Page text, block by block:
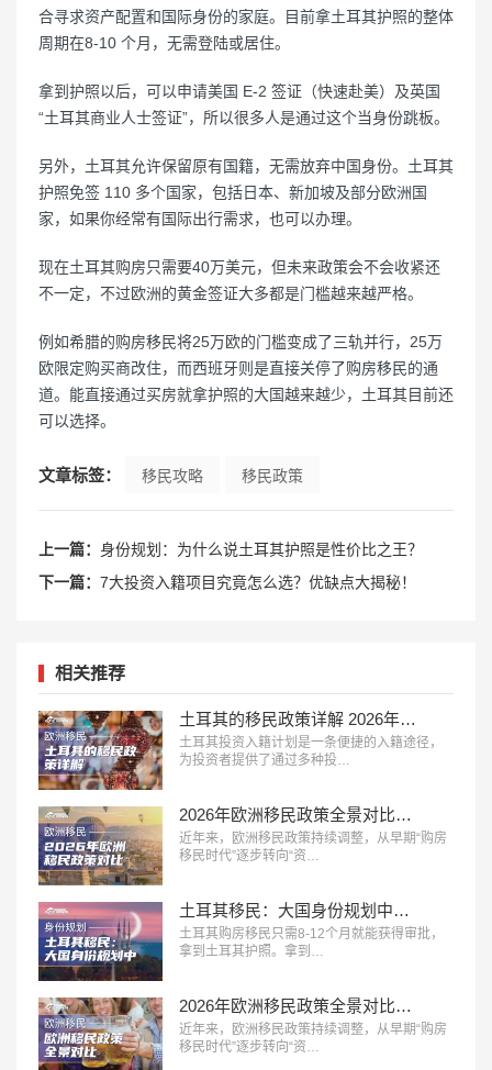
合寻求资产配置和国际身份的家庭。目前拿土耳其护照的整体
周期在8-10 个月，无需登陆或居住。
拿到护照以后，可以申请美国 E-2 签证（快速赴美）及英国
“土耳其商业人士签证”，所以很多人是通过这个当身份跳板。
另外，土耳其允许保留原有国籍，无需放弃中国身份。土耳其
护照免签 110 多个国家，包括日本、新加坡及部分欧洲国
家，如果你经常有国际出行需求，也可以办理。
现在土耳其购房只需要40万美元，但未来政策会不会收紧还
不一定，不过欧洲的黄金签证大多都是门槛越来越严格。
例如希腊的购房移民将25万欧的门槛变成了三轨并行，25万
欧限定购买商改住，而西班牙则是直接关停了购房移民的通
道。能直接通过买房就拿护照的大国越来越少，土耳其目前还
可以选择。
文章标签： 移民攻略 移民政策
上一篇： 身份规划：为什么说土耳其护照是性价比之王？
下一篇： 7大投资入籍项目究竟怎么选？优缺点大揭秘！
相关推荐
土耳其的移民政策详解 2026年投资入籍终极指南
土耳其投资入籍计划是一条便捷的入籍途径，
为投资者提供了通过多种投…
2026年欧洲移民政策全景对比：主流国家路径、成本与适配人群分析
近年来，欧洲移民政策持续调整，从早期“购房
移民时代”逐步转向“资…
土耳其移民：大国身份规划中的性价比之冠，极速获批！
土耳其购房移民只需8-12个月就能获得审批，
拿到土耳其护照。拿到…
2026年欧洲移民政策全景对比：主流国家路径、成本与适配人群分析
近年来，欧洲移民政策持续调整，从早期“购房
移民时代”逐步转向“资…